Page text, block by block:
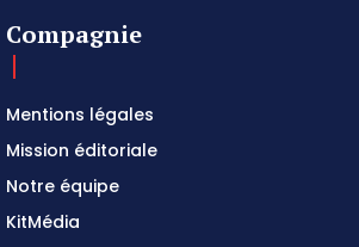
Compagnie
Mentions légales
Mission éditoriale
Notre équipe
KitMédia